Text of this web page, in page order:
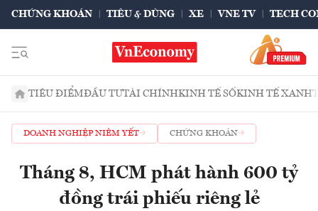
CHỨNG KHOÁN TIÊU & DÙNG XE VNE TV TECH
TIÊU ĐIỂMĐẦU TƯTÀI CHÍNHKINH TẾ SỐKINH TẾ XANH
DOANH NGHIỆP NIÊM YẾT CHỨNG KHOÁN
Tháng 8, HCM phát hành 600 tỷ
đồng trái phiếu riêng lẻ